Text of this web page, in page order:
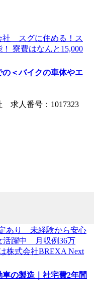
の＜バイクの車体やエ
求人番号：1017323
の製造｜社宅費2年間